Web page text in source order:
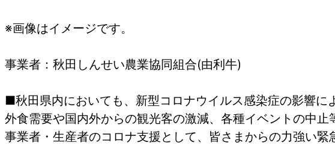
※画像はイメージです。
事業者：秋田しんせい農業協同組合(由利牛)
■秋田県内においても、新型コロナウイルス感染症の影響に
外食需要や国内外からの観光客の激減、各種イベントの中止
事業者・生産者のコロナ支援として、皆さまからの力強い緊